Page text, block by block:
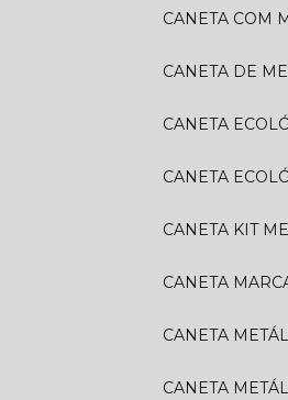
CANETA COM
CANETA DE
CANETA
CANETA
CANETA KIT
CANETA
CANETA
CANETA